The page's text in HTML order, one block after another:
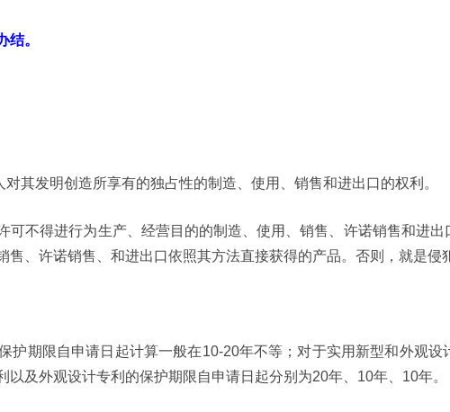
结。
其发明创造所享有的独占性的制造、使用、销售和进出口的权利。
可不得进行为生产、经营目的的制造、使用、销售、许诺销售和进
、许诺销售、和进出口依照其方法直接获得的产品。否则，就是侵
护期限自申请日起计算一般在10-20年不等；对于实用新型和外观设
及外观设计专利的保护期限自申请日起分别为20年、10年、10年。